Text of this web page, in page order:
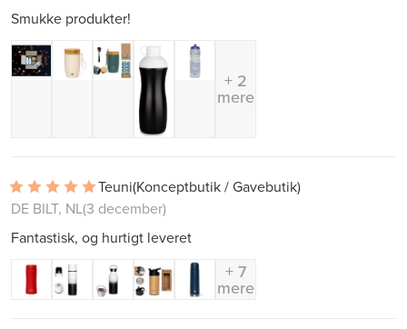
Smukke produkter!
+ 2
mere
Teuni(Konceptbutik / Gavebutik)
DE BILT, NL(3 december)
Fantastisk, og hurtigt leveret
+ 7
mere